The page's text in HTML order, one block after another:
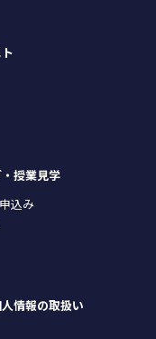
授業見学
込み
情報の取扱い